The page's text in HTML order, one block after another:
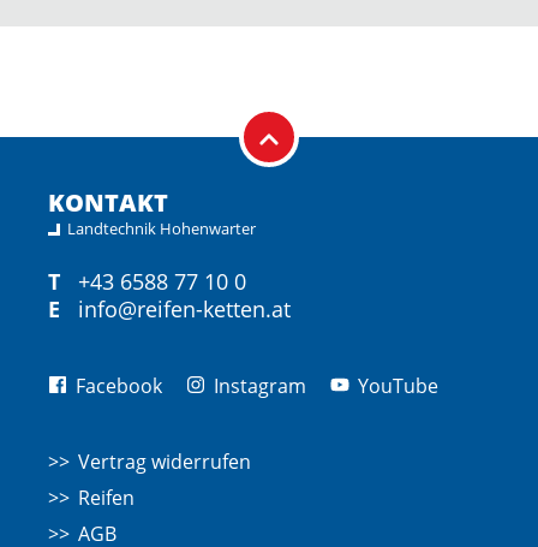
KONTAKT
Landtechnik Hohenwarter
T
+43 6588 77 10 0
E
info@reifen-ketten.at
Facebook Instagram YouTube
Vertrag widerrufen
Reifen
AGB